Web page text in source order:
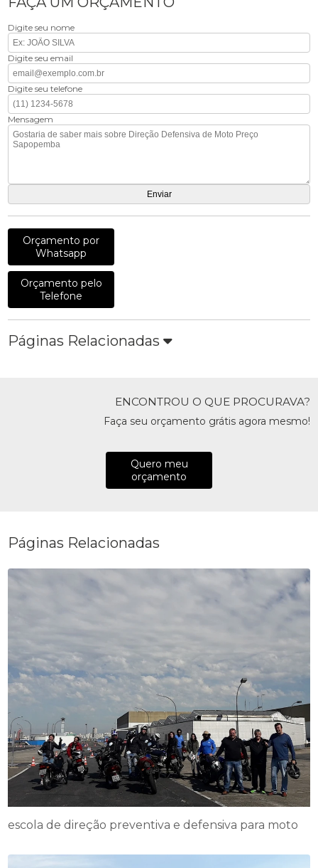
Digite seu nome
Digite seu email
Digite seu telefone
Mensagem
Orçamento por
Whatsapp
Orçamento pelo
Telefone
Páginas Relacionadas
ENCONTROU O QUE PROCURAVA?
Faça seu orçamento grátis agora mesmo!
Quero meu
orçamento
Páginas Relacionadas
escola de direção preventiva e defensiva para moto